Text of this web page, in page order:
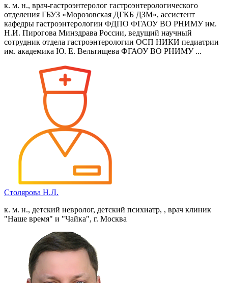
к. м. н., врач-гастроэнтеролог гастроэнтерологического
отделения ГБУЗ «Морозовская ДГКБ ДЗМ», ассистент
кафедры гастроэнтерологии ФДПО ФГАОУ ВО РНИМУ им.
Н.И. Пирогова Минздрава России, ведущий научный
сотрудник отдела гастроэнтерологии ОСП НИКИ педиатрии
им. академика Ю. Е. Вельтищева ФГАОУ ВО РНИМУ ...
Столярова Н.Л.
к. м. н., детский невролог, детский психиатр, , врач клиник
"Наше время" и "Чайка", г. Москва